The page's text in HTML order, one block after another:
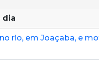
dia
rio, em Joaçaba, e